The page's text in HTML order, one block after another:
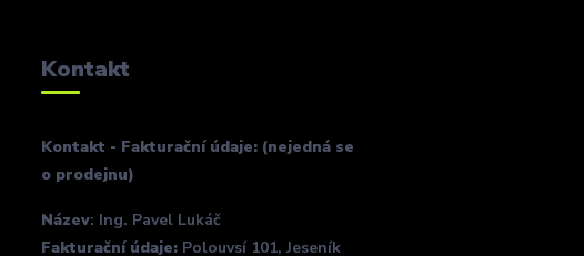
Kontakt
Kontakt - Fakturační údaje: (nejedná se
o prodejnu)
Název: Ing. Pavel Lukáč
Fakturační údaje: Polouvsí 101, Jeseník